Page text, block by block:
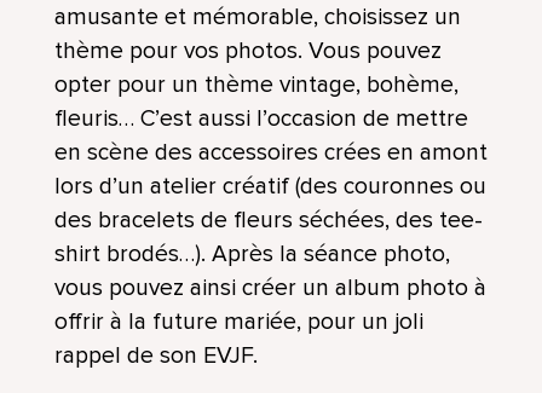
amusante et mémorable, choisissez un
thème pour vos photos. Vous pouvez
opter pour un thème vintage, bohème,
fleuris… C’est aussi l’occasion de mettre
en scène des accessoires crées en amont
lors d’un atelier créatif (des couronnes ou
des bracelets de fleurs séchées, des tee-
shirt brodés…). Après la séance photo,
vous pouvez ainsi créer un album photo à
offrir à la future mariée, pour un joli
rappel de son EVJF.